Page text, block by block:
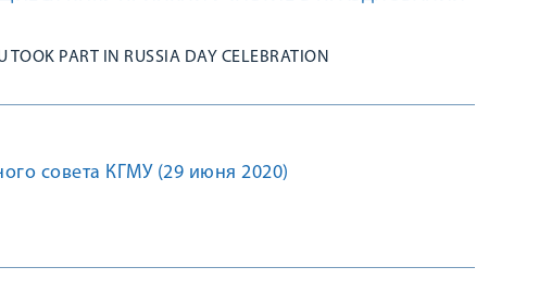
TOOK PART IN RUSSIA DAY CELEBRATION
совета КГМУ (29 июня 2020)